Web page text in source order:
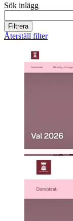
Sök inlägg
Filtrera
Återställ filter